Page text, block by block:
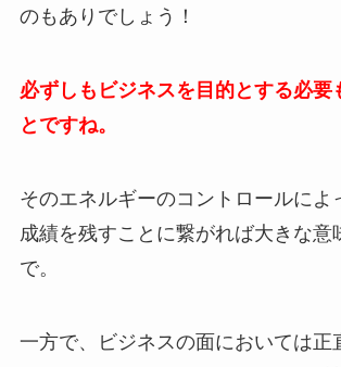
のもありでしょう！
必ずしもビジネスを目的とする必要
とですね。
そのエネルギーのコントロールによ
成績を残すことに繋がれば大きな意
で。
一方で、ビジネスの面においては正